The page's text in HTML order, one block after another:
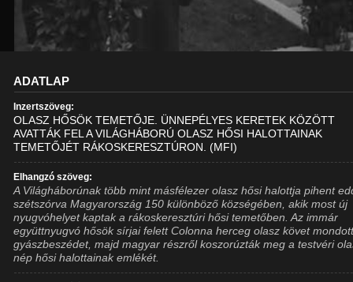
ADATLAP
Inzertszöveg:
OLASZ HŐSÖK TEMETŐJE. ÜNNEPÉLYES KERETEK KÖZÖTT
AVATTÁK FEL A VILÁGHÁBORÚ OLASZ HŐSI HALOTTAINAK
TEMETŐJÉT RÁKOSKERESZTÚRON. (MFI)
Elhangzó szöveg:
A Világháborúnak több mint másfélezer olasz hősi halottja pihent
szétszórva Magyarország 150 különböző községében, akik most új
nyugvóhelyet kaptak a rákoskeresztúri hősi temetőben. Az immár
együttnyugvó hősök sírjai felett Colonna herceg olasz követ
gyászbeszédet, majd magyar részről koszorúzták meg a testvéri
nép hősi halottainak emlékét.